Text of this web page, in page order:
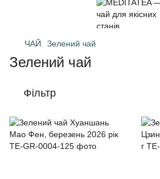
ЧАЙ Зелений чай
Зелений чай
Фільтр